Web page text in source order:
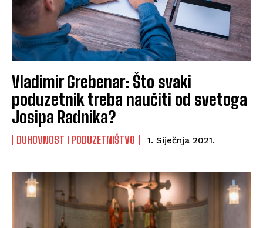
Vladimir Grebenar: Što svaki
poduzetnik treba naučiti od svetoga
Josipa Radnika?
DUHOVNOST I PODUZETNIŠTVO 1. Siječnja 2021.